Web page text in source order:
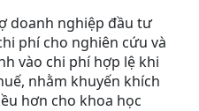
doanh nghiệp đầu tư
phí cho nghiên cứu và
vào chi phí hợp lệ khi
nhằm khuyến khích
hơn cho khoa học